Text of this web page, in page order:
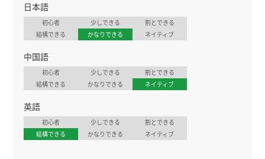
日本語
初心者 少しできる
割とできる
結構できる
かなりできる ネイティブ
中国語
初心者 少しできる
割とできる
結構できる
かなりできる ネイティブ
英語
初心者 少しできる
割とできる
結構できる
かなりできる ネイティブ